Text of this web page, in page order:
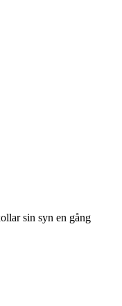
sin syn en gång